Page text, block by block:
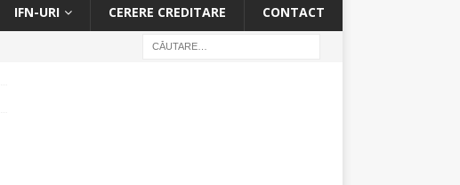
IFN-URI CERERE CREDITARE CONTACT